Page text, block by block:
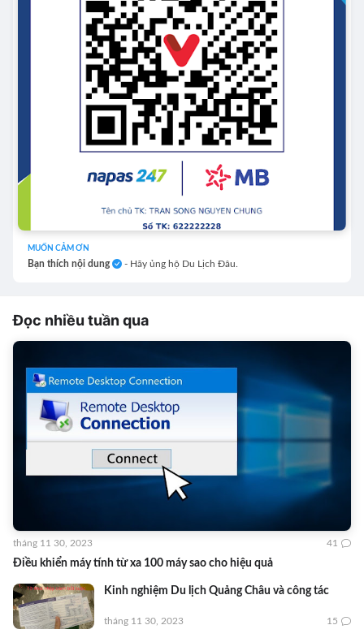
MUỐN CẢM ƠN
Bạn thích nội dung - Hãy ủng hộ Du Lịch Đâu.
Đọc nhiều tuần qua
Điều khiển máy tính từ xa 100 máy sao cho hiệu quả
tháng 11 30, 2023 41
Kinh nghiệm Du lịch Quảng Châu và công tác
tháng 11 30, 2023 15